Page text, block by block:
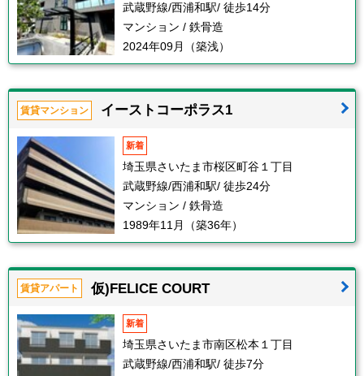
武蔵野線/西浦和駅/ 徒歩14分
マンション / 鉄骨造
2024年09月（築浅）
賃貸マンション イーストコーポラス1
新着
埼玉県さいたま市桜区町谷１丁目
武蔵野線/西浦和駅/ 徒歩24分
マンション / 鉄骨造
1989年11月（築36年）
賃貸アパート 仮)FELICE COURT
新着
埼玉県さいたま市南区松本１丁目
武蔵野線/西浦和駅/ 徒歩7分